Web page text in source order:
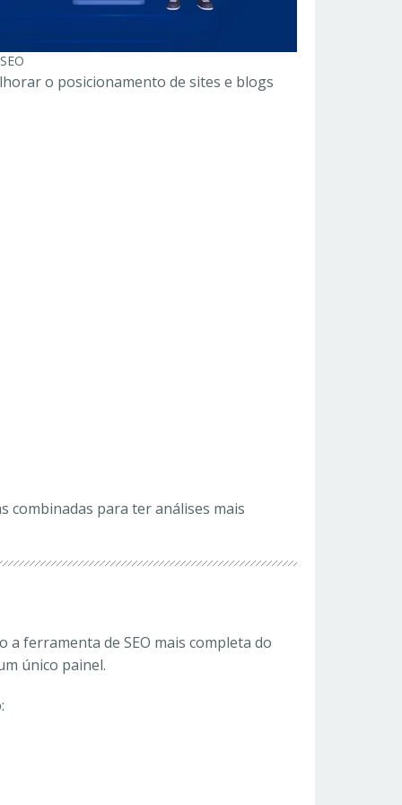
o posicionamento de sites e blogs
combinadas para ter análises mais
a ferramenta de SEO mais completa do
único painel.